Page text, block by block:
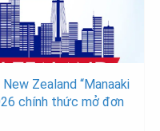
Zealand “Manaaki
chính thức mở đơn